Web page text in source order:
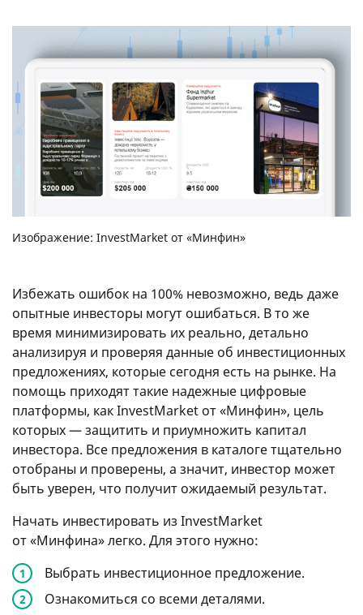
Изображение: InvestMarket от «Минфин»
Избежать ошибок на 100% невозможно, ведь даже
опытные инвесторы могут ошибаться. В то же
время минимизировать их реально, детально
анализируя и проверяя данные об инвестиционных
предложениях, которые сегодня есть на рынке. На
помощь приходят такие надежные цифровые
платформы, как InvestMarket от «Минфин», цель
которых — защитить и приумножить капитал
инвестора. Все предложения в каталоге тщательно
отобраны и проверены, а значит, инвестор может
быть уверен, что получит ожидаемый результат.
Начать инвестировать из InvestMarket
от «Минфина» легко. Для этого нужно:
Выбрать инвестиционное предложение.
Ознакомиться со всеми деталями.